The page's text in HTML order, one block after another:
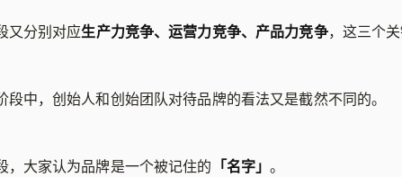
又分别对应生产力竞争、运营力竞争、产品力竞争，这三个关
段中，创始人和创始团队对待品牌的看法又是截然不同的。
，大家认为品牌是一个被记住的 「名字」。